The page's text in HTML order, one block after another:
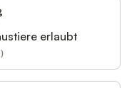
erlaubt
)